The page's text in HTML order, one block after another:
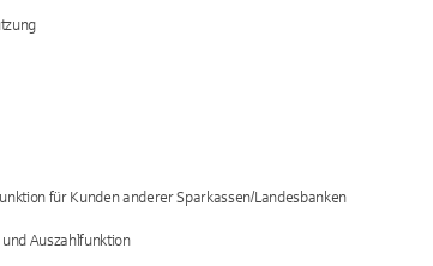
für Kunden anderer Sparkassen/Landesbanken
Auszahlfunktion